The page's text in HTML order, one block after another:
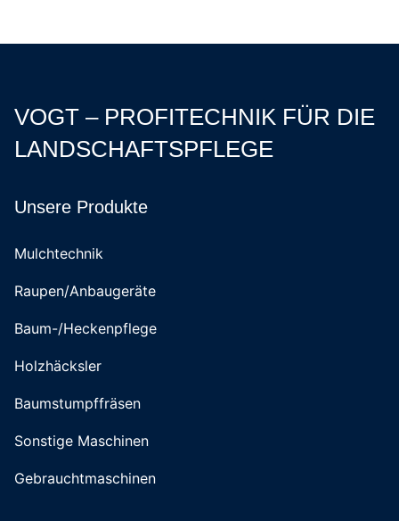
VOGT – PROFITECHNIK FÜR DIE
LANDSCHAFTSPFLEGE
Unsere Produkte
Mulchtechnik
Raupen/Anbaugeräte
Baum-/Heckenpflege
Holzhäcksler
Baumstumpffräsen
Sonstige Maschinen
Gebrauchtmaschinen